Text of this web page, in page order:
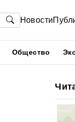
Новости
Общество